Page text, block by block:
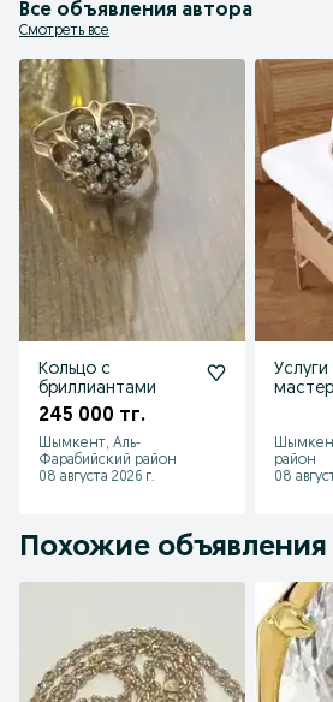
Все объявления автора
Смотреть все
Кольцо с
бриллиантами
245 000 тг.
Шымкент, Аль-
Фарабийский район
08 августа 2026 г.
район
08
Похожие объявления